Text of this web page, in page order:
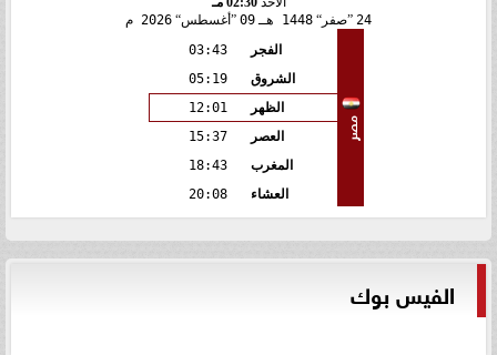
24 صفر 1448 هـ 09 أغسطس 2026 م
مصر
الفجر
03:43
الشروق
05:19
الظهر
12:01
العصر
15:37
المغرب
18:43
العشاء
20:08
الفيس بوك